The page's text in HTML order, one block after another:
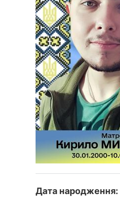
Дата народження: